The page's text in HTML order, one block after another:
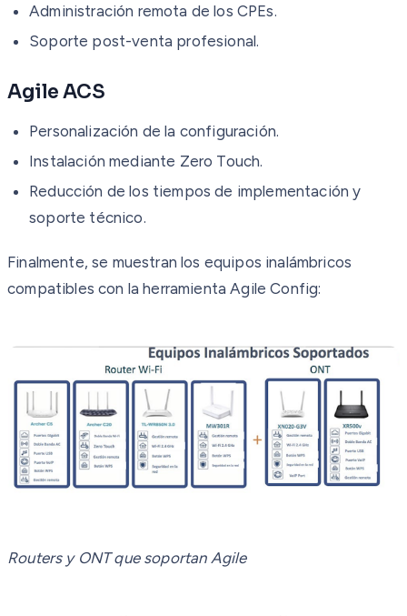
Administración remota de los CPEs.
Soporte post-venta profesional.
Agile ACS
Personalización de la configuración.
Instalación mediante Zero Touch.
Reducción de los tiempos de implementación y
soporte técnico.
Finalmente, se muestran los equipos inalámbricos
compatibles con la herramienta Agile Config:
Routers y ONT que soportan Agile